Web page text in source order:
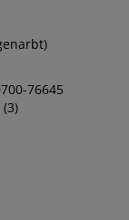
76645
(3)